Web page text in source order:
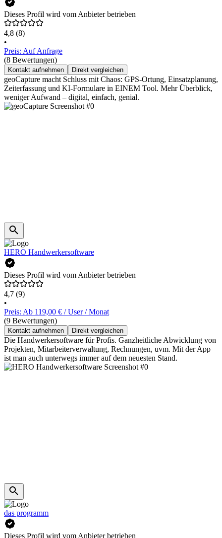
Dieses Profil wird vom Anbieter betrieben
4,8 (8)
•
Preis: Auf Anfrage
(8 Bewertungen)
Kontakt aufnehmen Direkt vergleichen
geoCapture macht Schluss mit Chaos: GPS-Ortung, Einsatzplanung,
Zeiterfassung und KI-Formulare in EINEM Tool. Mehr Überblick,
weniger Aufwand – digital, einfach, genial.
HERO Handwerkersoftware
Dieses Profil wird vom Anbieter betrieben
4,7 (9)
•
Preis: Ab 119,00 € / User / Monat
(9 Bewertungen)
Kontakt aufnehmen Direkt vergleichen
Die Handwerkersoftware für Profis. Ganzheitliche Abwicklung von
Projekten, Mitarbeiterverwaltung, Rechnungen, uvm. Mit der App
ist man auch unterwegs immer auf dem neuesten Stand.
das programm
Dieses Profil wird vom Anbieter betrieben